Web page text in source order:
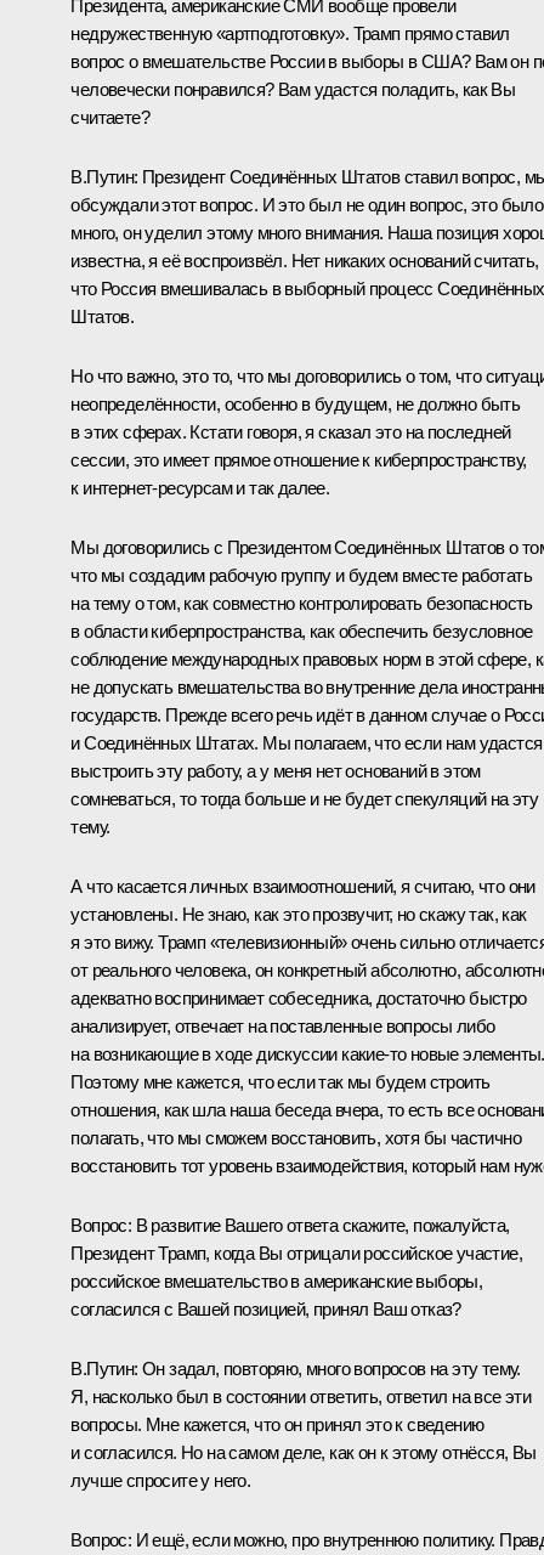
Президента, американские СМИ вообще провели
недружественную «артподготовку». Трамп прямо ставил
вопрос о вмешательстве России в выборы в США? Вам он
человечески понравился? Вам удастся поладить, как Вы
считаете?
В.Путин: Президент Соединённых Штатов ставил вопрос,
обсуждали этот вопрос. И это был не один вопрос, это было
много, он уделил этому много внимания. Наша позиция
известна, я её воспроизвёл. Нет никаких оснований считать,
что Россия вмешивалась в выборный процесс Соединённых
Штатов.
Но что важно, это то, что мы договорились о том, что
неопределённости, особенно в будущем, не должно быть
в этих сферах. Кстати говоря, я сказал это на последней
сессии, это имеет прямое отношение к киберпространству,
к интернет-ресурсам и так далее.
Мы договорились с Президентом Соединённых Штатов о
что мы создадим рабочую группу и будем вместе работать
на тему о том, как совместно контролировать безопасность
в области киберпространства, как обеспечить безусловное
соблюдение международных правовых норм в этой сфере,
не допускать вмешательства во внутренние дела
государств. Прежде всего речь идёт в данном случае о
и Соединённых Штатах. Мы полагаем, что если нам удастся
выстроить эту работу, а у меня нет оснований в этом
сомневаться, то тогда больше и не будет спекуляций на эту
тему.
А что касается личных взаимоотношений, я считаю, что они
установлены. Не знаю, как это прозвучит, но скажу так, как
я это вижу. Трамп «телевизионный» очень сильно
от реального человека, он конкретный абсолютно,
адекватно воспринимает собеседника, достаточно быстро
анализирует, отвечает на поставленные вопросы либо
на возникающие в ходе дискуссии какие‑то новые элементы.
Поэтому мне кажется, что если так мы будем строить
отношения, как шла наша беседа вчера, то есть все
полагать, что мы сможем восстановить, хотя бы частично
восстановить тот уровень взаимодействия, который нам
Вопрос: В развитие Вашего ответа скажите, пожалуйста,
Президент Трамп, когда Вы отрицали российское участие,
российское вмешательство в американские выборы,
согласился с Вашей позицией, принял Ваш отказ?
В.Путин: Он задал, повторяю, много вопросов на эту тему.
Я, насколько был в состоянии ответить, ответил на все эти
вопросы. Мне кажется, что он принял это к сведению
и согласился. Но на самом деле, как он к этому отнёсся, Вы
лучше спросите у него.
Вопрос: И ещё, если можно, про внутреннюю политику.